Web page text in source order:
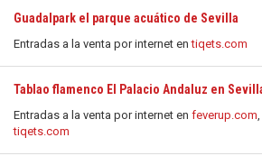
Guadalpark el parque acuático de Sevilla
Entradas a la venta por internet entiqets.com
Tablao flamenco El Palacio Andaluz en
Entradas a la venta por internet en feverup.com,
tiqets.com